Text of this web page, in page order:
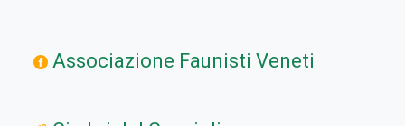
Associazione Faunisti Veneti